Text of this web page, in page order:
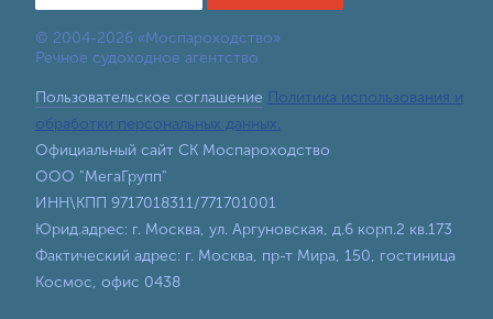
© 2004-2026 «Моспароходство»
Речное судоходное агентство
Пользовательское соглашение Политика использования и
обработки персональных данных.
Официальный сайт СК Моспароходство
ООО "МегаГрупп"
ИНН\КПП 9717018311/771701001
Юрид.адрес: г. Москва, ул. Аргуновская, д.6 корп.2 кв.173
Фактический адрес: г. Москва, пр-т Мира, 150, гостиница
Космос, офис 0438